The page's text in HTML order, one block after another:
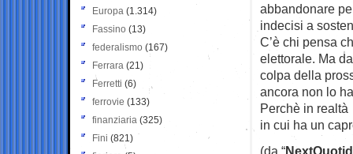
abbandonare
indecisi a
C’è chi pensa
elettorale. Ma
colpa della
ancora non lo
Perchè in
in cui ha un
(da “
Europa (1.314)
Fassino (13)
federalismo (167)
Ferrara (21)
Ferretti (6)
ferrovie (133)
finanziaria (325)
Fini (821)